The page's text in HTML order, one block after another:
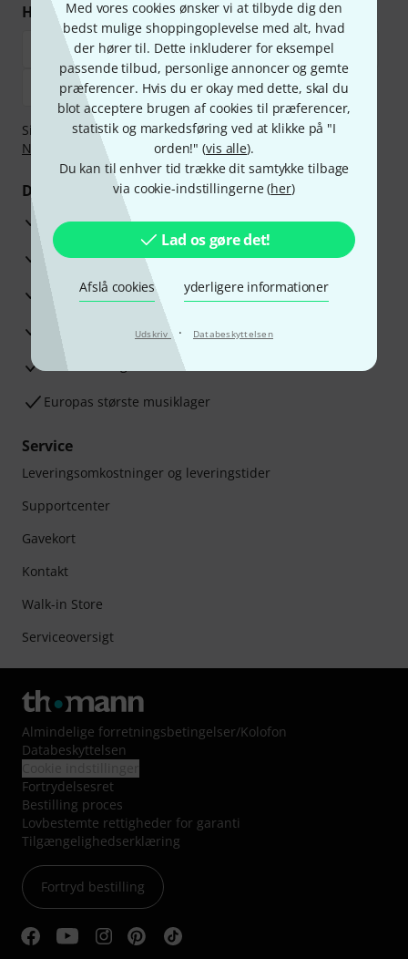
Med vores cookies ønsker vi at tilbyde dig den
bedst mulige shoppingoplevelse med alt, hvad
der hører til. Dette inkluderer for eksempel
passende tilbud, personlige annoncer og gemte
præferencer. Hvis du er okay med dette, skal du
blot acceptere brugen af cookies til præferencer,
statistik og markedsføring ved at klikke på "I
orden!" (vis alle).
Du kan til enhver tid trække dit samtykke tilbage
via cookie-indstillingerne (her)
Lad os gøre det!
Afslå cookies yderligere informationer
Udskriv · Databeskyttelsen
Handl og betal sikkert
Sikker betaling med Bankoverførsel, PayPal,Klarna Betal
Nu
Klarna betaling i ratereller Kreditkort.
Dine fordele
3 års Thomann Garanti
30 dages money back garanti
Reparationsservice
Råd fra vores eksperter
Europas største musiklager
Service
Leveringsomkostninger og leveringstider
Supportcenter
Gavekort
Kontakt
Walk-in Store
Serviceoversigt
Almindelige forretningsbetingelser/Kolofon
Databeskyttelsen
Fortrydelsesret
Bestilling proces
Lovbestemte rettigheder for garanti
Tilgængelighedserklæring
Fortryd bestilling